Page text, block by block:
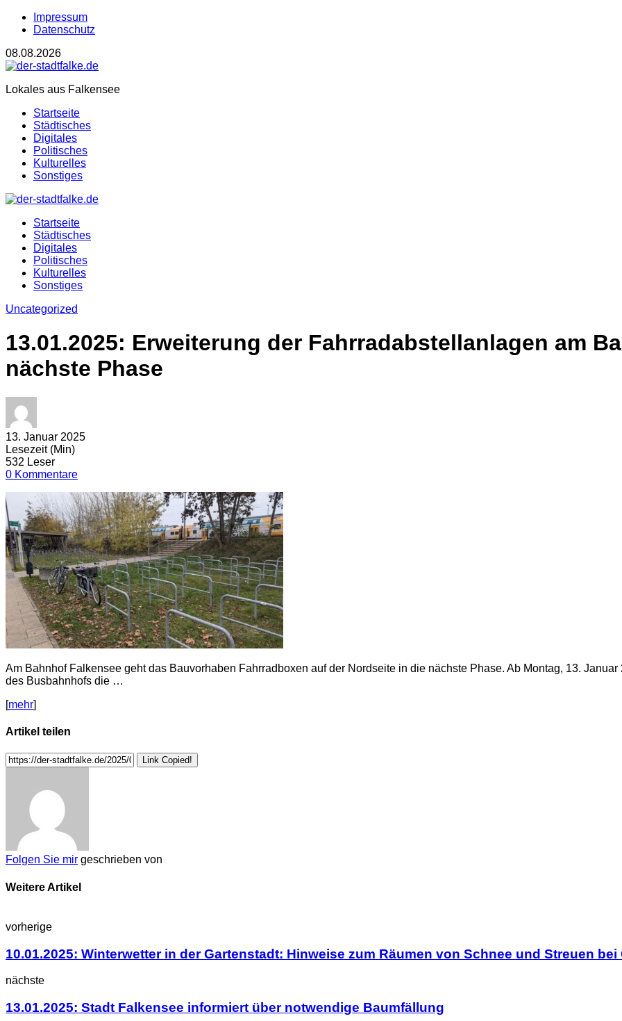
Impressum
Datenschutz
08.08.2026
Lokales aus Falkensee
Startseite
Städtisches
Digitales
Politisches
Kulturelles
Sonstiges
Startseite
Städtisches
Digitales
Politisches
Kulturelles
Sonstiges
Uncategorized
13.01.2025: Erweiterung der Fahrradabstellanlagen am
nächste Phase
13. Januar 2025
Lesezeit (Min)
532 Leser
0 Kommentare
Am Bahnhof Falkensee geht das Bauvorhaben Fahrradboxen auf der Nordseite in die nächste Phase. Ab Montag, 13.
des Busbahnhofs die …
[mehr]
Artikel teilen
Link Copied!
Folgen Sie mir geschrieben von
Weitere Artikel
vorherige
10.01.2025: Winterwetter in der Gartenstadt: Hinweise zum Räumen von Schnee und Streuen bei
nächste
13.01.2025: Stadt Falkensee informiert über notwendige Baumfällung